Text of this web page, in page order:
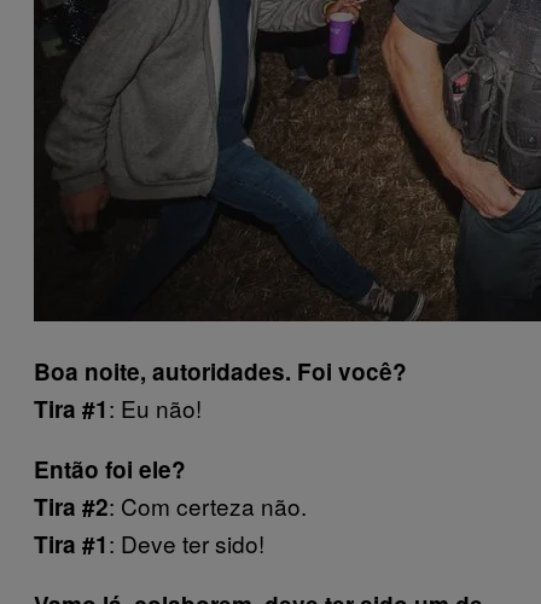
Boa noite, autoridades. Foi você?
Tira #1: Eu não!
Então foi ele?
Tira #2: Com certeza não.
Tira #1: Deve ter sido!